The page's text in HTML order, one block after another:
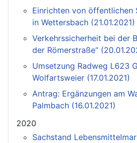
Einrichten von öffentlichen
in Wettersbach (21.01.2021)
Verkehrssicherheit bei der
der Römerstraße“
Umsetzung Radweg L623
Wolfartsweier (17.01.2021)
Antrag: Ergänzungen am
Palmbach (16.01.2021)
2020
Sachstand